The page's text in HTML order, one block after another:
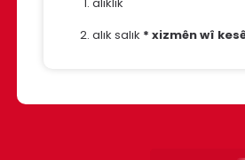
alık salık * xizmên wî